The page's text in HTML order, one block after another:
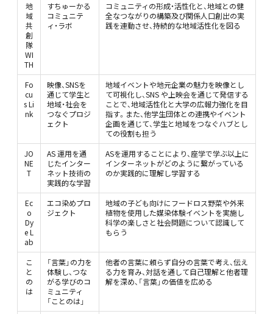
地
域
共
創
隊
WI
TH
すちゅーかる
コミュニテ
ィ・ラボ
コミュニティの形成・活性化と、地域との健
全なつながりの構築及び関係人口創出の実
践を連動させ、持続的な地域活性化を図る
Fo
cu
s Li
nk
映像、SNSを
通じて学生と
地域・社会を
つなぐプロジ
ェクト
地域イベントや地元企業の魅力を映像とし
て可視化し、SNS や上映会を通じて発信する
ことで、地域活性化と大学の広報力強化を目
指す。また、他学生団体との連携やイベント
企画を通じて、学生と地域をつなぐハブとし
ての役割も担う
JO
NE
T
AS 運用を通
じたインター
ネット技術の
実践的な学習
ASを運用することにより、座学で学ぶ以上に
インターネットがどのように繋がっている
のか実践的に理解し学習する
Ec
o
Dy
e L
ab
エコ染めプロ
ジェクト
地域の子ども向けにフードロス野菜や外来
植物を使用した媒染体験イベントを実施し
科学の楽しさと社会問題について認識して
もらう
こ
と
の
は
「言葉」の力を
体験し、つな
がる学びのコ
ミュニティ
「ことのは」
他者の言葉に頼らず自分の言葉で考え、伝え
る力を育み、対話を通して自己理解と他者理
解を深め、「言葉」の価値を広める